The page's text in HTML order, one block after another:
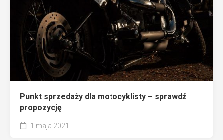
Punkt sprzedaży dla motocyklisty – sprawdź
propozycję
1 maja 2021